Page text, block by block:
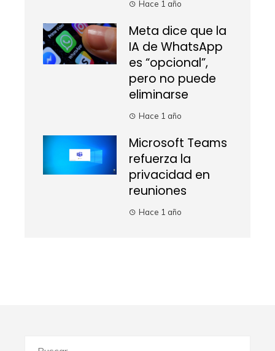
Hace 1 año
Meta dice que la
IA de WhatsApp
es “opcional”,
pero no puede
eliminarse
Hace 1 año
Microsoft Teams
refuerza la
privacidad en
reuniones
Hace 1 año